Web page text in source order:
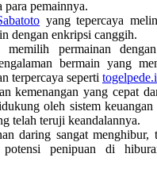
para pemainnya.
yang tepercaya
dengan enkripsi canggih.
memilih permainan
bermain yang
terpercaya seperti
kemenangan yang cepat
oleh sistem keuangan
telah teruji keandalannya.
daring sangat menghibur,
potensi penipuan di